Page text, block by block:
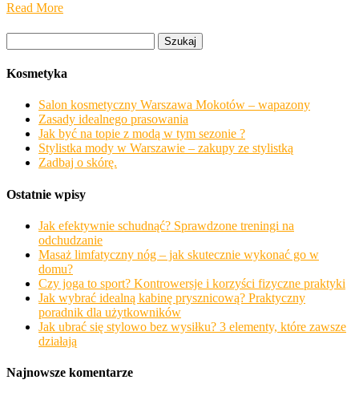
Read More
Kosmetyka
Salon kosmetyczny Warszawa Mokotów – wapazony
Zasady idealnego prasowania
Jak być na topie z modą w tym sezonie ?
Stylistka mody w Warszawie – zakupy ze stylistką
Zadbaj o skórę.
Ostatnie wpisy
Jak efektywnie schudnąć? Sprawdzone treningi na
odchudzanie
Masaż limfatyczny nóg – jak skutecznie wykonać go w
domu?
Czy joga to sport? Kontrowersje i korzyści fizyczne praktyki
Jak wybrać idealną kabinę prysznicową? Praktyczny
poradnik dla użytkowników
Jak ubrać się stylowo bez wysiłku? 3 elementy, które zawsze
działają
Najnowsze komentarze